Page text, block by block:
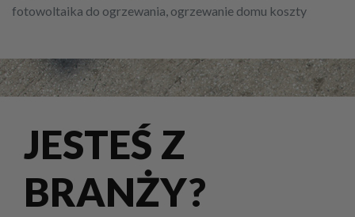
fotowoltaika do ogrzewania, ogrzewanie domu koszty
JESTEŚ Z
BRANŻY?